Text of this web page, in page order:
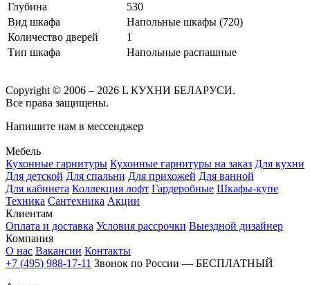
Глубина
530
Вид шкафа
Напольные шкафы (720)
Количество дверей
1
Тип шкафа
Напольные распашные
Copyright © 2006 – 2026 L КУХНИ БЕЛАРУСИ.
Все права защищены.
Напишите нам в мессенджер
Мебель
Кухонные гарнитуры Кухонные гарнитуры на заказ Для кухни
Для детской Для спальни Для прихожей Для ванной
Для кабинета Коллекция лофт Гардеробные Шкафы-купе
Техника Сантехника Акции
Клиентам
Оплата и доставка Условия рассрочки Выездной дизайнер
Компания
О нас Вакансии Контакты
+7 (495) 988-17-11 Звонок по России — БЕСПЛАТНЫЙ